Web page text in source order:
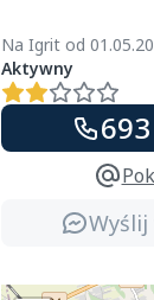
Na Igrit od
Aktywny